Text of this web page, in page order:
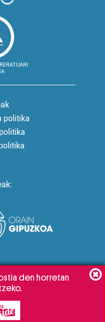
politika
den horretan